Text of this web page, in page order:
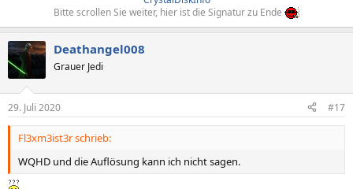
Bitte scrollen Sie weiter, hier ist die Signatur zu Ende
Deathangel008
Grauer Jedi
29. Juli 2020 #17
Fl3xm3ist3r schrieb:
WQHD und die Auflösung kann ich nicht sagen.